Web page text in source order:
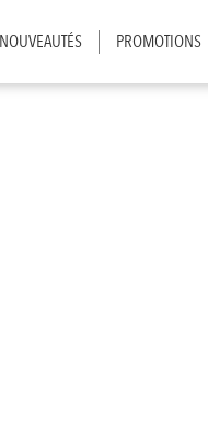
NOUVEAUTÉS PROMOTIONS